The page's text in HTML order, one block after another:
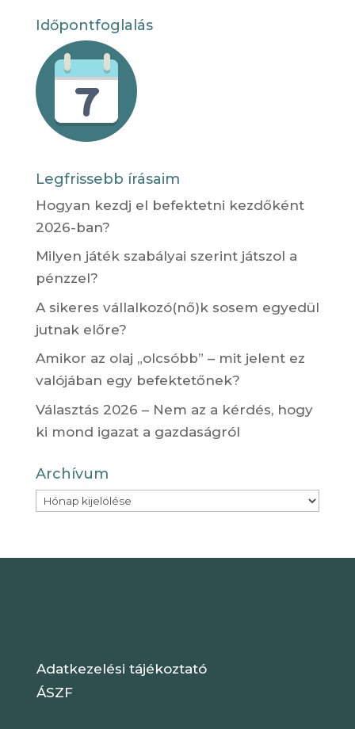
Időpontfoglalás
Legfrissebb írásaim
Hogyan kezdj el befektetni kezdőként
2026-ban?
Milyen játék szabályai szerint játszol a
pénzzel?
A sikeres vállalkozó(nő)k sosem egyedül
jutnak előre?
Amikor az olaj „olcsóbb” – mit jelent ez
valójában egy befektetőnek?
Választás 2026 – Nem az a kérdés, hogy
ki mond igazat a gazdaságról
Archívum
Archívum
Adatkezelési tájékoztató
ÁSZF